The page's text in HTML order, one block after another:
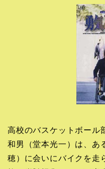
高校のバスケットボール
和男（堂本光一）は、あ
穂）に会いにバイクを走